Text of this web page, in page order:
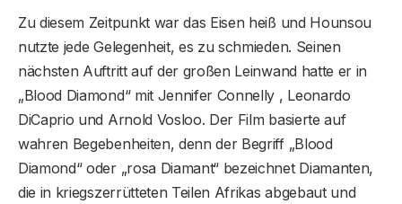
Zu diesem Zeitpunkt war das Eisen heiß und Hounsou
nutzte jede Gelegenheit, es zu schmieden. Seinen
nächsten Auftritt auf der großen Leinwand hatte er in
„Blood Diamond“ mit Jennifer Connelly , Leonardo
DiCaprio und Arnold Vosloo. Der Film basierte auf
wahren Begebenheiten, denn der Begriff „Blood
Diamond“ oder „rosa Diamant“ bezeichnet Diamanten,
die in kriegszerrütteten Teilen Afrikas abgebaut und